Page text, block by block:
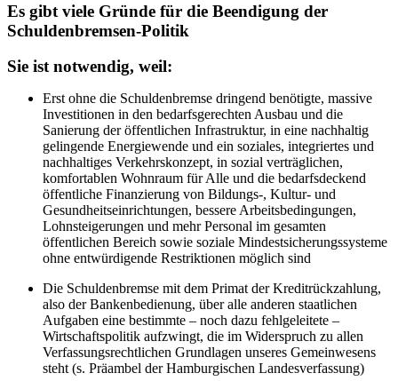
Es gibt viele Gründe für die Beendigung der
Schuldenbremsen-Politik
Sie ist notwendig, weil:
Erst ohne die Schuldenbremse dringend benötigte, massive
Investitionen in den bedarfsgerechten Ausbau und die
Sanierung der öffentlichen Infrastruktur, in eine nachhaltig
gelingende Energiewende und ein soziales, integriertes und
nachhaltiges Verkehrskonzept, in sozial verträglichen,
komfortablen Wohnraum für Alle und die bedarfsdeckend
öffentliche Finanzierung von Bildungs-, Kultur- und
Gesundheitseinrichtungen, bessere Arbeitsbedingungen,
Lohnsteigerungen und mehr Personal im gesamten
öffentlichen Bereich sowie soziale Mindestsicherungssysteme
ohne entwürdigende Restriktionen möglich sind
Die Schuldenbremse mit dem Primat der Kreditrückzahlung,
also der Bankenbedienung, über alle anderen staatlichen
Aufgaben eine bestimmte – noch dazu fehlgeleitete –
Wirtschaftspolitik aufzwingt, die im Widerspruch zu allen
Verfassungsrechtlichen Grundlagen unseres Gemeinwesens
steht (s. Präambel der Hamburgischen Landesverfassung)